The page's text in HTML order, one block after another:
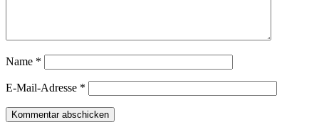
Name *
E-Mail-Adresse *